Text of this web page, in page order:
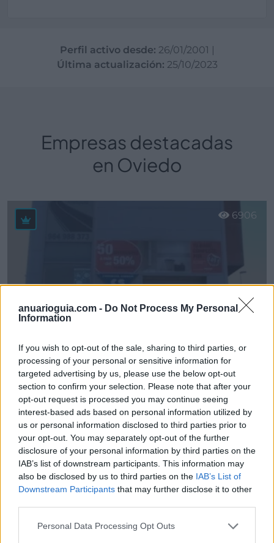
anuarioguia.com - Do Not Process My Personal
Information
If you wish to opt-out of the sale, sharing to third parties, or
processing of your personal or sensitive information for
targeted advertising by us, please use the below opt-out
section to confirm your selection. Please note that after your
opt-out request is processed you may continue seeing
interest-based ads based on personal information utilized by
us or personal information disclosed to third parties prior to
your opt-out. You may separately opt-out of the further
disclosure of your personal information by third parties on the
IAB’s list of downstream participants. This information may
also be disclosed by us to third parties on the IAB’s List of
Downstream Participants that may further disclose it to other
Personal Data Processing Opt Outs
Perfil activo desde: 26/01/2001 |
Última actualización: 25/10/2023
Empresas destacadas
en Oviedo
Colloto - Oviedo (Asturias)
Ver más
6906
14.538